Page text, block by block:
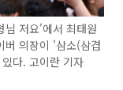
저요'에서 최태원
버 의장이 '삼소(삼겹
다. 고이란 기자